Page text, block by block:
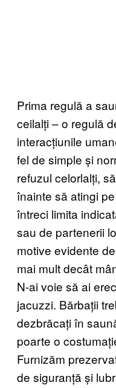
Prima regulă a
ceilalți – o regulă
interacțiunile
fel de simple și
refuzul celorlalți,
înainte să atingi
întreci limita
sau de partenerii
motive evidente
mai mult decât
N-ai voie să ai
jacuzzi. Bărbații
dezbrăcați în
poarte o
Furnizăm
de siguranță și